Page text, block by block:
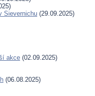
Sievernichu (29.09.2025)
akce (02.09.2025)
(06.08.2025)